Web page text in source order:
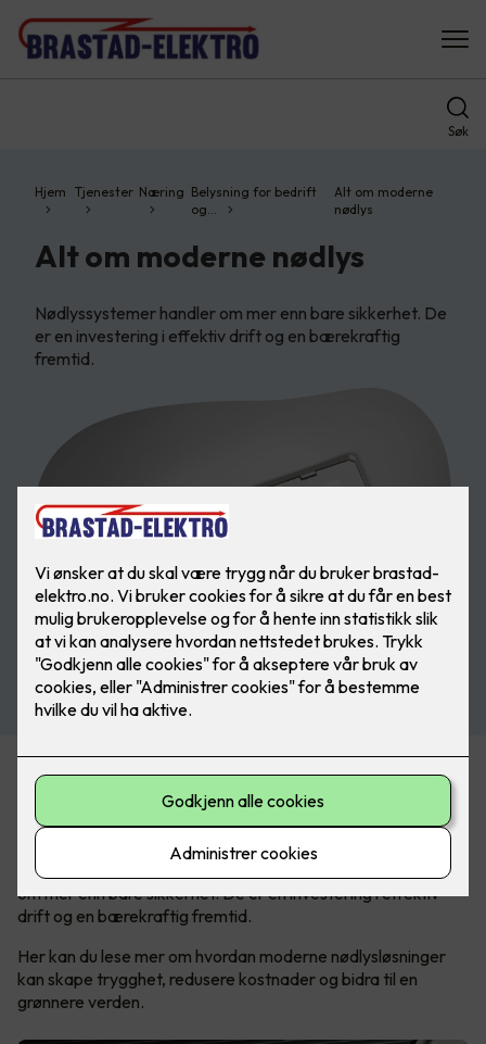
Søk
Hjem Tjenester Næring Belysning for bedrift
og…
Alt om moderne
nødlys
Alt om moderne nødlys
Nødlyssystemer handler om mer enn bare sikkerhet. De
er en investering i effektiv drift og en bærekraftig
fremtid.
Fra trygg evakuering til grønn fremtid
I en verden der sikkerhet aldri kan tas for gitt, er nødlys en
kritisk komponent som sikrer trygghet og ro, både i
hverdagen og i krisesituasjoner. Men nødlyssystemer handler
om mer enn bare sikkerhet. De er en investering i effektiv
drift og en bærekraftig fremtid.
Her kan du lese mer om hvordan moderne nødlysløsninger
kan skape trygghet, redusere kostnader og bidra til en
grønnere verden.